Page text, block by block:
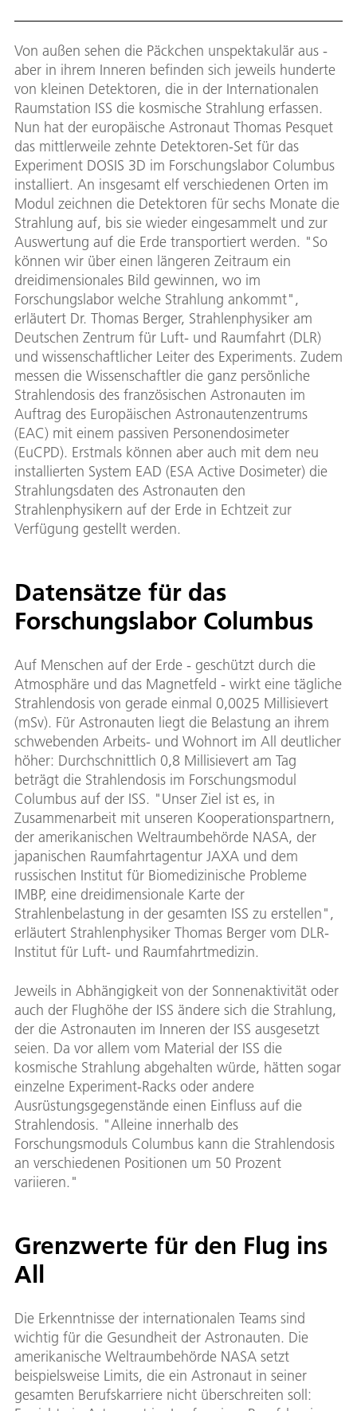
Von außen sehen die Päckchen unspektakulär aus -
aber in ihrem Inneren befinden sich jeweils hunderte
von kleinen Detektoren, die in der Internationalen
Raumstation ISS die kosmische Strahlung erfassen.
Nun hat der europäische Astronaut Thomas Pesquet
das mittlerweile zehnte Detektoren-Set für das
Experiment DOSIS 3D im Forschungslabor Columbus
installiert. An insgesamt elf verschiedenen Orten im
Modul zeichnen die Detektoren für sechs Monate die
Strahlung auf, bis sie wieder eingesammelt und zur
Auswertung auf die Erde transportiert werden. "So
können wir über einen längeren Zeitraum ein
dreidimensionales Bild gewinnen, wo im
Forschungslabor welche Strahlung ankommt",
erläutert Dr. Thomas Berger, Strahlenphysiker am
Deutschen Zentrum für Luft- und Raumfahrt (DLR)
und wissenschaftlicher Leiter des Experiments. Zudem
messen die Wissenschaftler die ganz persönliche
Strahlendosis des französischen Astronauten im
Auftrag des Europäischen Astronautenzentrums
(EAC) mit einem passiven Personendosimeter
(EuCPD). Erstmals können aber auch mit dem neu
installierten System EAD (ESA Active Dosimeter) die
Strahlungsdaten des Astronauten den
Strahlenphysikern auf der Erde in Echtzeit zur
Verfügung gestellt werden.
Datensätze für das
Forschungslabor Columbus
Auf Menschen auf der Erde - geschützt durch die
Atmosphäre und das Magnetfeld - wirkt eine tägliche
Strahlendosis von gerade einmal 0,0025 Millisievert
(mSv). Für Astronauten liegt die Belastung an ihrem
schwebenden Arbeits- und Wohnort im All deutlicher
höher: Durchschnittlich 0,8 Millisievert am Tag
beträgt die Strahlendosis im Forschungsmodul
Columbus auf der ISS. "Unser Ziel ist es, in
Zusammenarbeit mit unseren Kooperationspartnern,
der amerikanischen Weltraumbehörde NASA, der
japanischen Raumfahrtagentur JAXA und dem
russischen Institut für Biomedizinische Probleme
IMBP, eine dreidimensionale Karte der
Strahlenbelastung in der gesamten ISS zu erstellen",
erläutert Strahlenphysiker Thomas Berger vom DLR-
Institut für Luft- und Raumfahrtmedizin.
Jeweils in Abhängigkeit von der Sonnenaktivität oder
auch der Flughöhe der ISS ändere sich die Strahlung,
der die Astronauten im Inneren der ISS ausgesetzt
seien. Da vor allem vom Material der ISS die
kosmische Strahlung abgehalten würde, hätten sogar
einzelne Experiment-Racks oder andere
Ausrüstungsgegenstände einen Einfluss auf die
Strahlendosis. "Alleine innerhalb des
Forschungsmoduls Columbus kann die Strahlendosis
an verschiedenen Positionen um 50 Prozent
variieren."
Grenzwerte für den Flug ins
All
Die Erkenntnisse der internationalen Teams sind
wichtig für die Gesundheit der Astronauten. Die
amerikanische Weltraumbehörde NASA setzt
beispielsweise Limits, die ein Astronaut in seiner
gesamten Berufskarriere nicht überschreiten soll: